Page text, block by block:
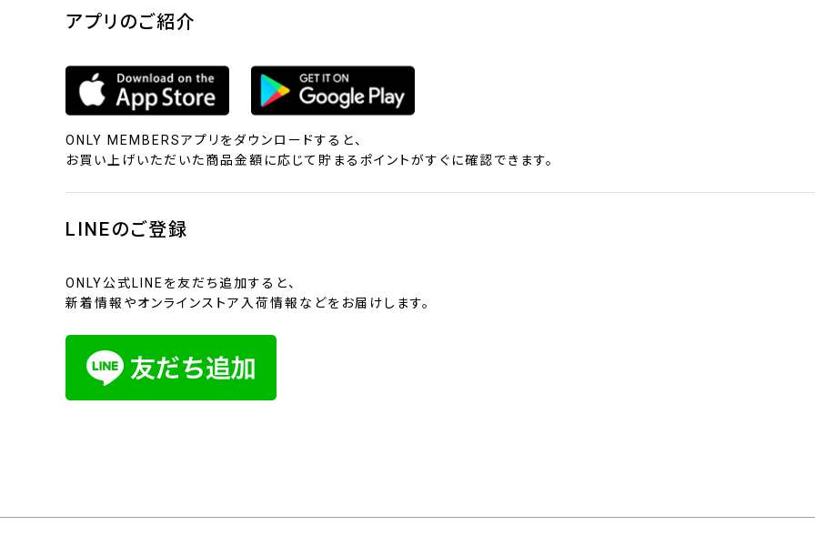
アプリのご紹介
ONLY MEMBERSアプリをダウンロードすると、
お買い上げいただいた商品金額に応じて貯まるポイントがすぐに確認できます。
LINEのご登録
ONLY公式LINEを友だち追加すると、
新着情報やオンラインストア入荷情報などをお届けします。